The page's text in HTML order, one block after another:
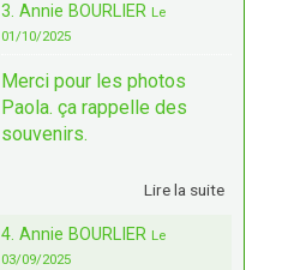
3. Annie BOURLIER Le
01/10/2025
Merci pour les photos
Paola. ça rappelle des
souvenirs.
Lire la suite
4. Annie BOURLIER Le
03/09/2025